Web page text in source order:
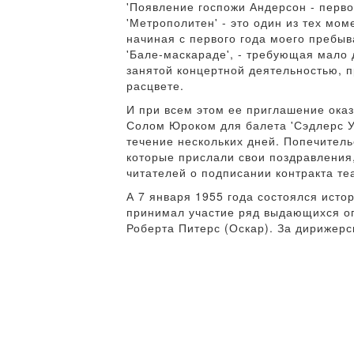
'Появление госпожи Андерсон -
'Метрополитен' - это один из тех
начиная с первого года моего
'Бале-маскараде', - требующая мало
занятой концертной деятельностью,
расцвете.
И при всем этом ее приглашение
Солом Юроком для балета 'Сэдлерс
течение нескольких дней.
которые прислали свои
читателей о подписании контракта
А 7 января 1955 года состоялся
принимал участие ряд выдающихся
Роберта Питерс (Оскар). За